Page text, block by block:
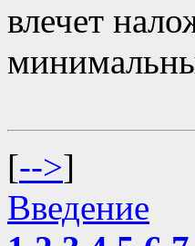
влечет
[-->]
Введение